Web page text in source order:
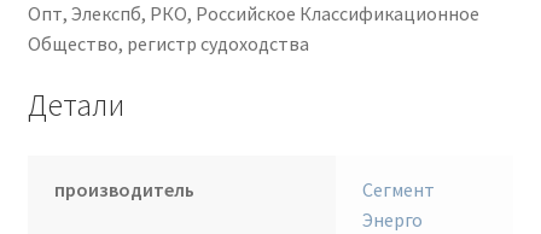
Опт, Элекспб, РКО, Российское Классификационное
Общество, регистр судоходства
Детали
производитель
Сегмент
Энерго